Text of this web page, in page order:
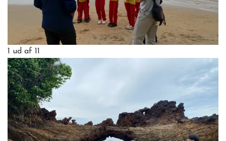
1 ud af 11